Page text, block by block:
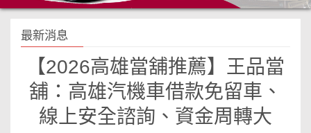
最新消息
【2026高雄當舖推薦】王品當
舖：高雄汽機車借款免留車、
線上安全諮詢、資金周轉大